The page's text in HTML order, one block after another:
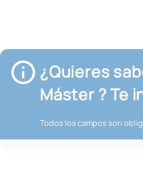
¿Quieres
Máster ? Te
Todos los campos son